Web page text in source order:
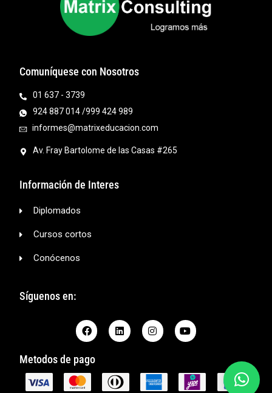
Comuníquese con Nosotros
01 637 - 3739
924 887 014 /999 424 989
informes@matrixeducacion.com
Av. Fray Bartolome de las Casas #265
Información de Interes
Diplomados
Cursos cortos
Conócenos
Síguenos en:
Metodos de pago